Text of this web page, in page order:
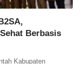
Berbasis
Kabupaten